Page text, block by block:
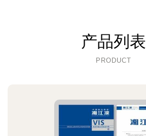
产品列表
PRODUCT